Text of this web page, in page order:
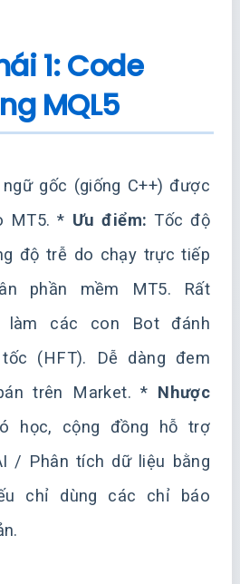
1: Code
MQL5
ngữ gốc (giống C++) được
MT5. * Ưu điểm: Tốc độ
độ trễ do chạy trực tiếp
phần mềm MT5. Rất
làm các con Bot đánh
(HFT). Dễ dàng đem
trên Market. * Nhược
học, cộng đồng hỗ trợ
/ Phân tích dữ liệu bằng
chỉ dùng các chỉ báo